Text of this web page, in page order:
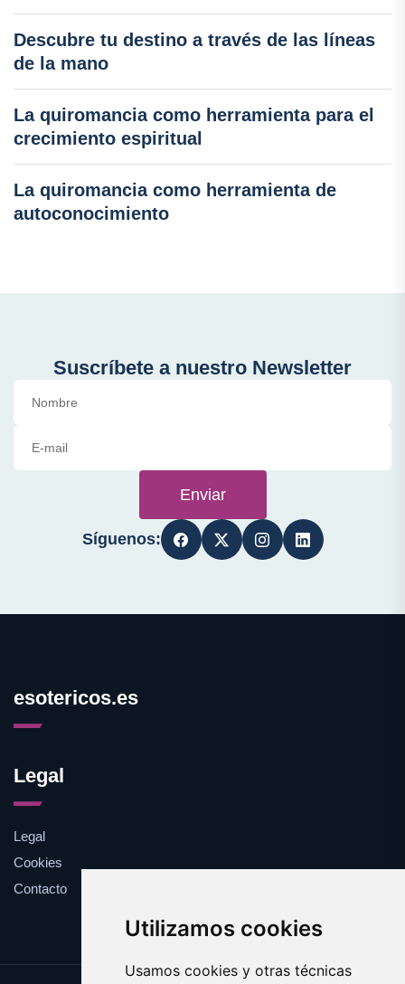
Utilizamos cookies
Usamos cookies y otras técnicas
Descubre tu destino a través de las líneas
de la mano
La quiromancia como herramienta para el
crecimiento espiritual
La quiromancia como herramienta de
autoconocimiento
Suscríbete a nuestro Newsletter
Enviar
Síguenos:
esotericos.es
Legal
Legal
Cookies
Contacto